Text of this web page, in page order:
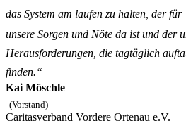
das System am laufen zu halten, der für
unsere Sorgen und Nöte da ist und der
Herausforderungen, die tagtäglich
finden.“
Kai Möschle
(Vorstand)
Caritasverband Vordere Ortenau e.V.